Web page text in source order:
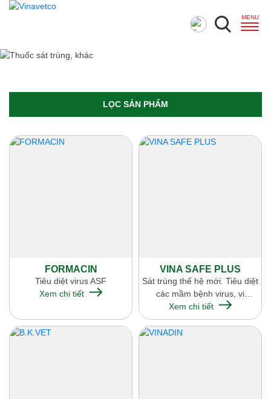
LỌC SẢN PHẨM
FORMACIN
Tiêu diệt virus ASF
Xem chi tiết
VINA SAFE PLUS
Sát trùng thế hệ mới. Tiêu diệt
các mầm bệnh virus, vi
khuẩn, nấm
Xem chi tiết